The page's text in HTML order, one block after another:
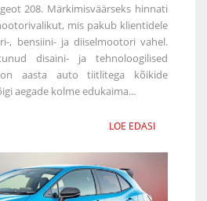
208. Märkimisväärseks hinnati
mis pakub klientidele
, bensiini- ja diiselmootori vahel.
disaini- ja tehnoloogilised
on aasta auto tiitlitega kõikide
aegade kolme edukaima...
LOE EDASI